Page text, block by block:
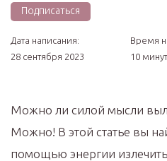
Подписаться
Дата написания:
28 сентября 2023
Время
10 минут
Можно ли силой мысли
Можно! В этой статье вы
помощью энергии